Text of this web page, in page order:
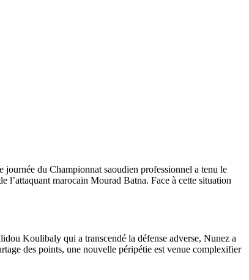
du Championnat saoudien professionnel a tenu le
l’attaquant marocain Mourad Batna. Face à cette situation
Koulibaly qui a transcendé la défense adverse, Nunez a
des points, une nouvelle péripétie est venue complexifier